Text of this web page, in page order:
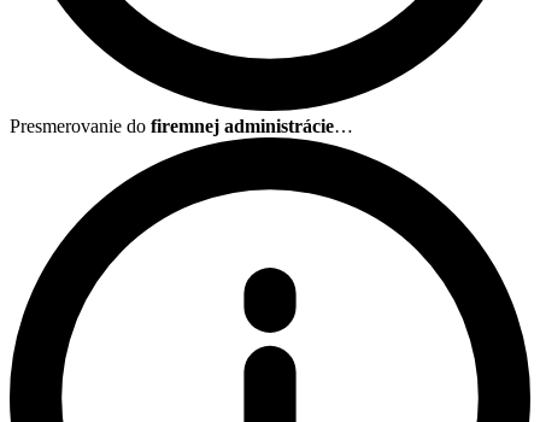
Presmerovanie do firemnej administrácie…